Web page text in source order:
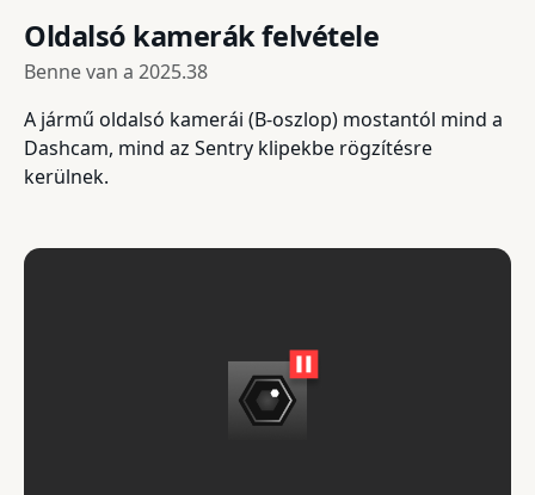
Oldalsó kamerák felvétele
Benne van a 2025.38
A jármű oldalsó kamerái (B-oszlop) mostantól mind a
Dashcam, mind az Sentry klipekbe rögzítésre
kerülnek.